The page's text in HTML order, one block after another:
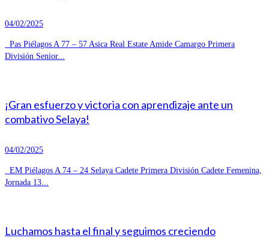
04/02/2025
Pas Piélagos A 77 – 57 Asica Real Estate Amide Camargo Primera
División Senior...
¡Gran esfuerzo y victoria con aprendizaje ante un
combativo Selaya!
04/02/2025
EM Piélagos A 74 – 24 Selaya Cadete Primera División Cadete Femenina,
Jornada 13...
Luchamos hasta el final y seguimos creciendo